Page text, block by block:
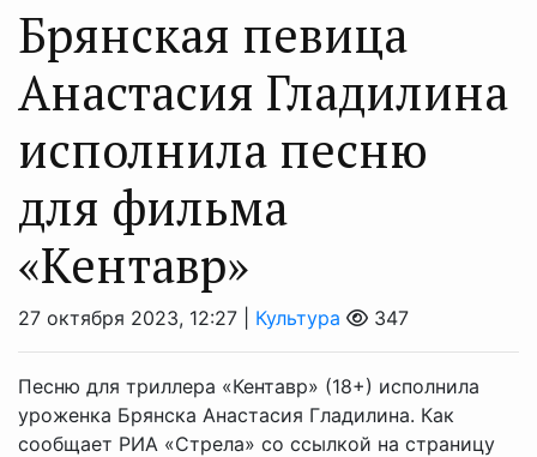
Брянская певица
Анастасия Гладилина
исполнила песню
для фильма
«Кентавр»
27 октября 2023, 12:27 | Культура 347
Песню для триллера «Кентавр» (18+) исполнила
уроженка Брянска Анастасия Гладилина. Как
сообщает РИА «Стрела» со ссылкой на страницу